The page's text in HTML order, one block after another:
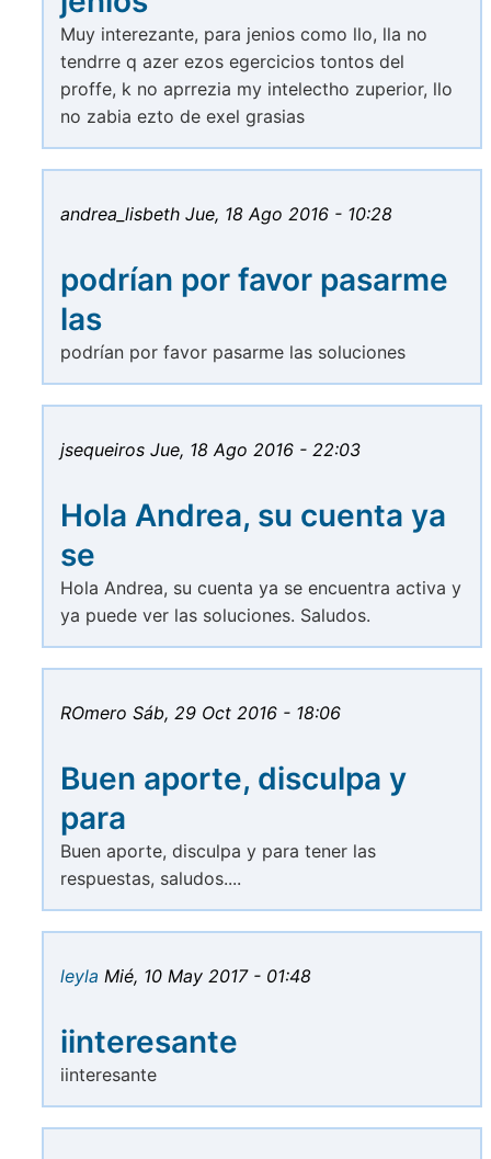
Muy interezante, para jenios como llo, lla no
tendrre q azer ezos egercicios tontos del
proffe, k no aprrezia my intelectho zuperior, llo
no zabia ezto de exel grasias
andrea_lisbeth Jue, 18 Ago 2016 - 10:28
podrían por favor pasarme
las
podrían por favor pasarme las soluciones
jsequeiros Jue, 18 Ago 2016 - 22:03
Hola Andrea, su cuenta ya
se
Hola Andrea, su cuenta ya se encuentra activa y
ya puede ver las soluciones. Saludos.
ROmero Sáb, 29 Oct 2016 - 18:06
Buen aporte, disculpa y
para
Buen aporte, disculpa y para tener las
respuestas, saludos....
leyla Mié, 10 May 2017 - 01:48
iinteresante
iinteresante